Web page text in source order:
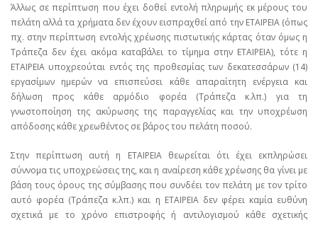
Άλλως σε περίπτωση που έχει δοθεί εντολή πληρωμής εκ μέρους του
πελάτη αλλά τα χρήματα δεν έχουν εισπραχθεί από την ΕΤΑΙΡΕΙΑ (όπως
πχ. στην περίπτωση εντολής χρέωσης πιστωτικής κάρτας όταν όμως η
Τράπεζα δεν έχει ακόμα καταβάλει το τίμημα στην ΕΤΑΙΡΕΙΑ), τότε η
ΕΤΑΙΡΕΙΑ υποχρεούται εντός της προθεσμίας των δεκατεσσάρων (14)
εργασίμων ημερών να επισπεύσει κάθε απαραίτητη ενέργεια και
δήλωση προς κάθε αρμόδιο φορέα (Τράπεζα κ.λπ.) για τη
γνωστοποίηση της ακύρωσης της παραγγελίας και την υποχρέωση
απόδοσης κάθε χρεωθέντος σε βάρος του πελάτη ποσού.
Στην περίπτωση αυτή η ΕΤΑΙΡΕΙΑ θεωρείται ότι έχει εκπληρώσει
σύννομα τις υποχρεώσεις της, και η αναίρεση κάθε χρέωσης θα γίνει με
βάση τους όρους της σύμβασης που συνδέει τον πελάτη με τον τρίτο
αυτό φορέα (Τράπεζα κ.λπ.) και η ΕΤΑΙΡΕΙΑ δεν φέρει καμία ευθύνη
σχετικά με το χρόνο επιστροφής ή αντιλογισμού κάθε σχετικής